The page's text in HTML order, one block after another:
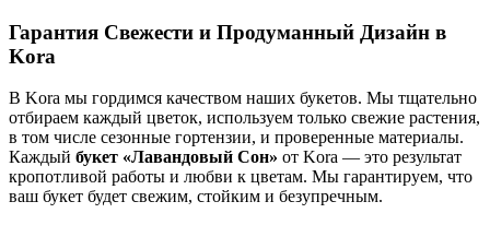
Гарантия Свежести и Продуманный Дизайн в
Kora
В Kora мы гордимся качеством наших букетов. Мы тщательно
отбираем каждый цветок, используем только свежие растения,
в том числе сезонные гортензии, и проверенные материалы.
Каждый букет «Лавандовый Сон» от Kora — это результат
кропотливой работы и любви к цветам. Мы гарантируем, что
ваш букет будет свежим, стойким и безупречным.